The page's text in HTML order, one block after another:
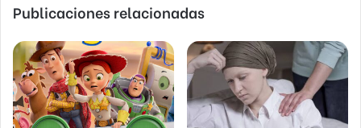
Publicaciones relacionadas